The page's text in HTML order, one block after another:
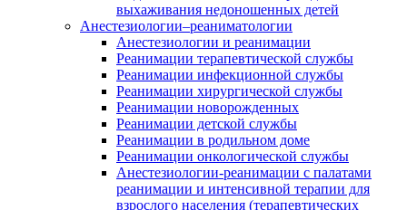
выхаживания недоношенных детей
Анестезиологии–реаниматологии
Анестезиологии и реанимации
Реанимации терапевтической службы
Реанимации инфекционной службы
Реанимации хирургической службы
Реанимации новорожденных
Реанимации детской службы
Реанимации в родильном доме
Реанимации онкологической службы
Анестезиологии-реанимации с палатами
реанимации и интенсивной терапии для
взрослого населения (терапевтических